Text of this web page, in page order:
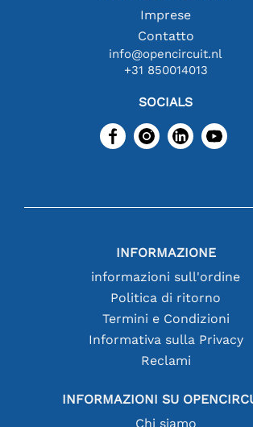
Imprese
Contatto
info@opencircuit.nl
+31 850014013
SOCIALS
INFORMAZIONE
informazioni sull'ordine
Politica di ritorno
Termini e Condizioni
Informativa sulla Privacy
Reclami
INFORMAZIONI SU
Chi siamo